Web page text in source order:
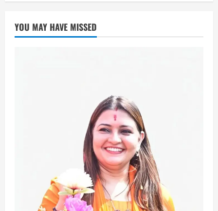
मैक में इंटीरियर डिजाइन विभाग ने मनाया
राष्ट्रीय हथकरघा दिवस
August 7, 2026
अपराध छत्तीसगढ़
बहन ने कारोबारी भाई पर लगाया करोड़ों रुपये
की धोखाधड़ी का आरोप
August 7, 2026
YOU MAY HAVE MISSED